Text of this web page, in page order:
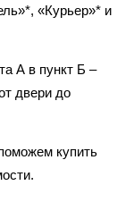
«Курьер»* и
А в пункт Б –
двери до
купить